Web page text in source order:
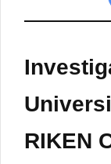
RIKEN